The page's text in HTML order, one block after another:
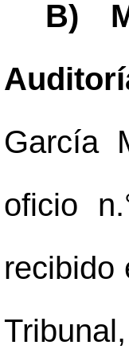
B)
García
oficio
recibido